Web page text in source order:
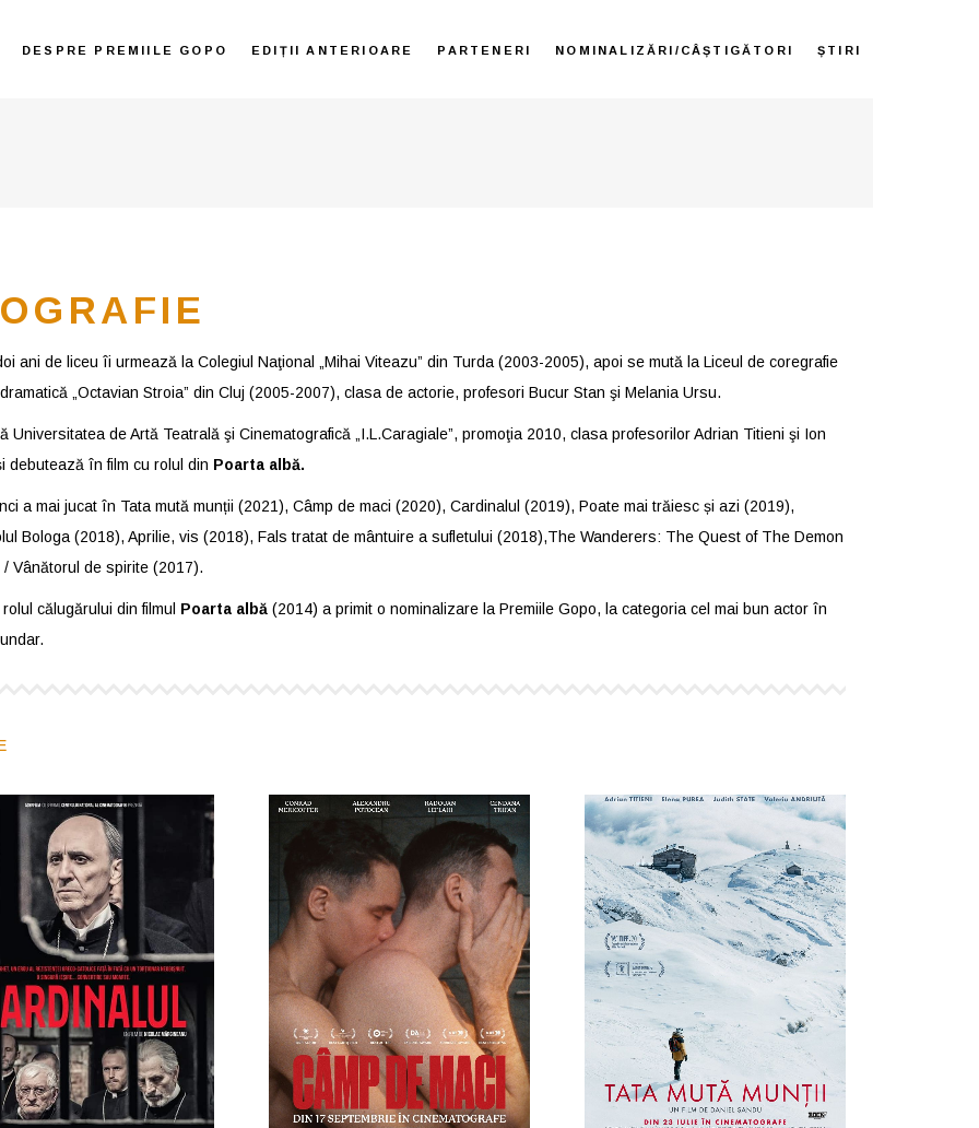
DESPRE PREMIILE GOPO EDIȚII ANTERIOARE PARTENERI NOMINALIZĂRI/CÂȘTIGĂTORI ȘTIRI
ani de liceu îi urmează la Colegiul Naţional „Mihai Viteazu” din Turda (2003-2005), apoi se mută la Liceul de coregrafie
„Octavian Stroia” din Cluj (2005-2007), clasa de actorie, profesori Bucur Stan şi Melania Ursu.
Universitatea de Artă Teatrală şi Cinematografică „I.L.Caragiale”, promoţia 2010, clasa profesorilor Adrian Titieni şi Ion
debutează în film cu rolul din Poarta albă.
a mai jucat în Tata mută munții (2021), Câmp de maci (2020), Cardinalul (2019), Poate mai trăiesc și azi (2019),
Bologa (2018), Aprilie, vis (2018), Fals tratat de mântuire a sufletului (2018),The Wanderers: The Quest of The Demon
/ Vânătorul de spirite (2017).
călugărului din filmul Poarta albă (2014) a primit o nominalizare la Premiile Gopo, la categoria cel mai bun actor în